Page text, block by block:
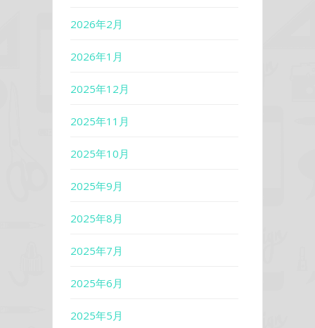
2026年2月
2026年1月
2025年12月
2025年11月
2025年10月
2025年9月
2025年8月
2025年7月
2025年6月
2025年5月